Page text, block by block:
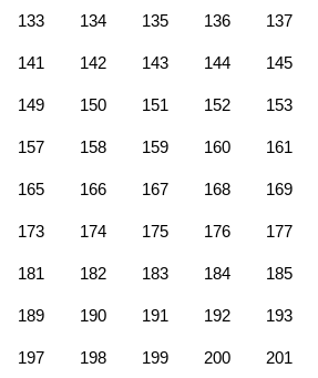
133 134 135 136 137
141 142 143 144 145
149 150 151 152 153
157 158 159 160 161
165 166 167 168 169
173 174 175 176 177
181 182 183 184 185
189 190 191 192 193
197 198 199 200 201